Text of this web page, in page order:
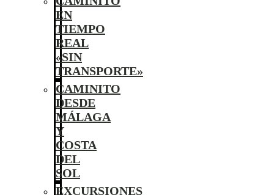
EN
TIEMPO
REAL
«SIN
TRANSPORTE»
CAMINITO
DESDE
MÁLAGA
Y
COSTA
DEL
SOL
EXCURSIONES